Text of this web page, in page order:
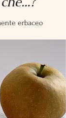
erbaceo